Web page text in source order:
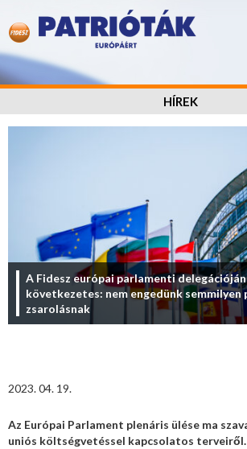
HÍREK
A Fidesz európai parlamenti
következetes: nem engedünk
zsarolásnak
2023. 04. 19.
Az Európai Parlament plenáris ülése ma
uniós költségvetéssel kapcsolatos